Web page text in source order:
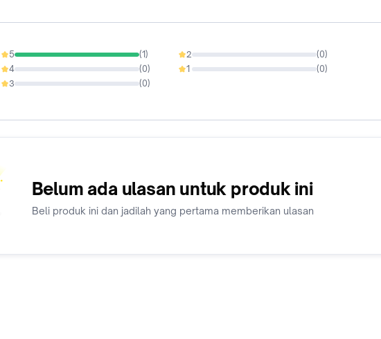
5 (1)
100%
4 (0)
0%
3 (0)
0%
2 (0)
0%
1 (0)
0%
Belum ada ulasan untuk produk ini
Beli produk ini dan jadilah yang pertama memberikan ulasan